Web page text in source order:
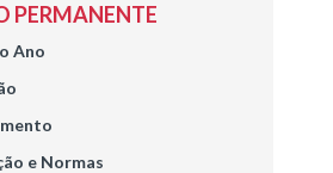
PERMANENTE
Ano
e Normas